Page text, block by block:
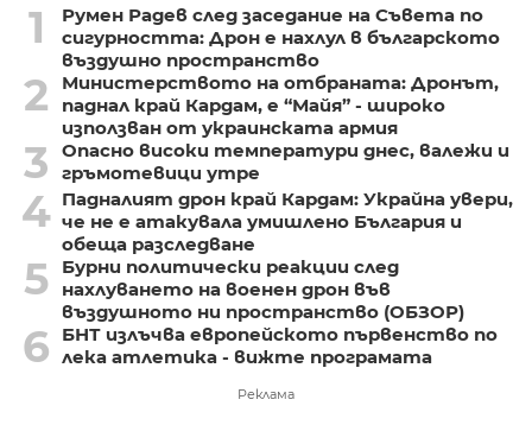
1
Румен Радев след заседание на Съвета по
сигурността: Дрон е нахлул в българското
въздушно пространство
2
Министерството на отбраната: Дронът,
паднал край Кардам, е “Майя” - широко
използван от украинската армия
3
Опасно високи температури днес, валежи и
гръмотевици утре
4 Падналият дрон край Кардам: Украйна увери,
че не е атакувала умишлено България и
обеща разследване
5
Бурни политически реакции след
нахлуването на военен дрон във
въздушното ни пространство (ОБЗОР)
6
БНТ излъчва европейското първенство по
лека атлетика - вижте програмата
Реклама